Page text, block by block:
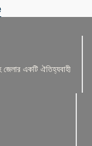
জেলার একটি ঐতিহ্যবাহী